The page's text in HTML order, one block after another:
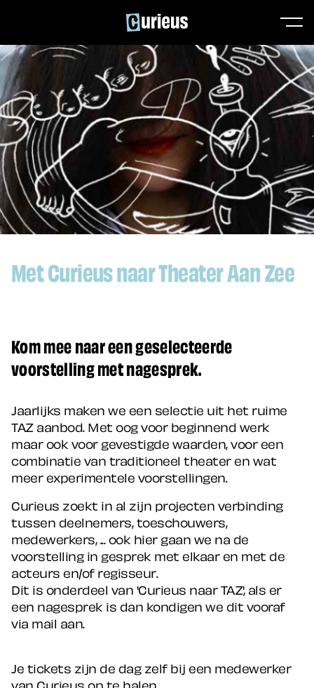
Met Curieus naar Theater Aan Zee
Kom mee naar een geselecteerde
voorstelling met nagesprek.
Jaarlijks maken we een selectie uit het ruime
TAZ aanbod. Met oog voor beginnend werk
maar ook voor gevestigde waarden, voor een
combinatie van traditioneel theater en wat
meer experimentele voorstellingen.
Curieus zoekt in al zijn projecten verbinding
tussen deelnemers, toeschouwers,
medewerkers, ... ook hier gaan we na de
voorstelling in gesprek met elkaar en met de
acteurs en/of regisseur.
Dit is onderdeel van 'Curieus naar TAZ', als er
een nagesprek is dan kondigen we dit vooraf
via mail aan.
Je tickets zijn de dag zelf bij een medewerker
van Curieus op te halen.